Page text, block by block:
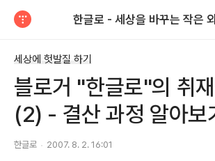
세상에 헛발질 하기
블로거 "한글로"의 취
(2) - 결산 과정 알아보
한글로 2007. 8. 2. 16:01